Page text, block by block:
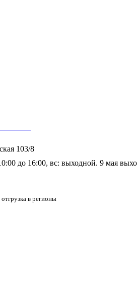
103/8
до 16:00, вс: выходной. 9 мая
отгрузка в регионы